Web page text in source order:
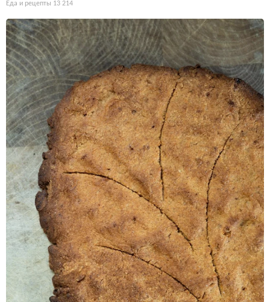
Еда и рецепты 13 214